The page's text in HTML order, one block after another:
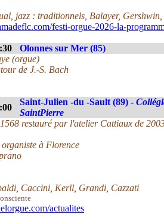
jazz : traditionnels, Balayer, Gershwin,
festi-orgue-2026-la-
Olonnes sur Mer (85)
(orgue)
de J.-S. Bach
Saint-Julien -du -Sault (89) -
SaintPierre
restauré par l'atelier Cattiaux de
à Florence
Caccini, Kerll, Grandi, Cazzati
actualites